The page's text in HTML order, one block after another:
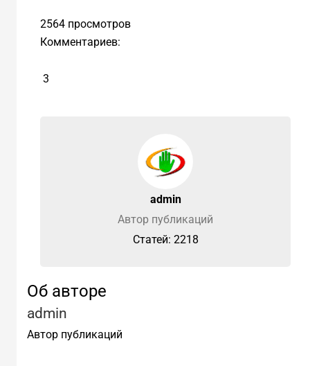
2564 просмотров
Комментариев:
3
admin
Автор публикаций
Cтатей: 2218
Об авторе
admin
Автор публикаций